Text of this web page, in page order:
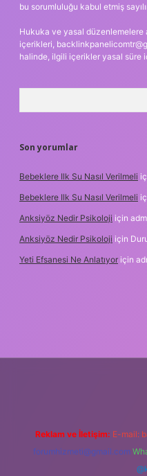
bu sorumluluğu kabul etmiş
Hukuka ve yasal düzenlemelere
içerikleri,
halinde, ilgili içerikler yasal süre
Son yorumlar
Bebeklere Ilk Su Nasıl Verilmeli
Bebeklere Ilk Su Nasıl Verilmeli
Anksiyöz Nedir Psikoloji için
Anksiyöz Nedir Psikoloji için
Yeti Efsanesi Ne Anlatıyor için
Reklam ve İletişim: E-mail:
forumhizmeti@gmail.com